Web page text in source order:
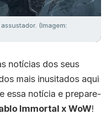
(Imagem:
notícias dos seus
mais inusitados aqui
essa notícia e prepare-
Immortal x WoW!